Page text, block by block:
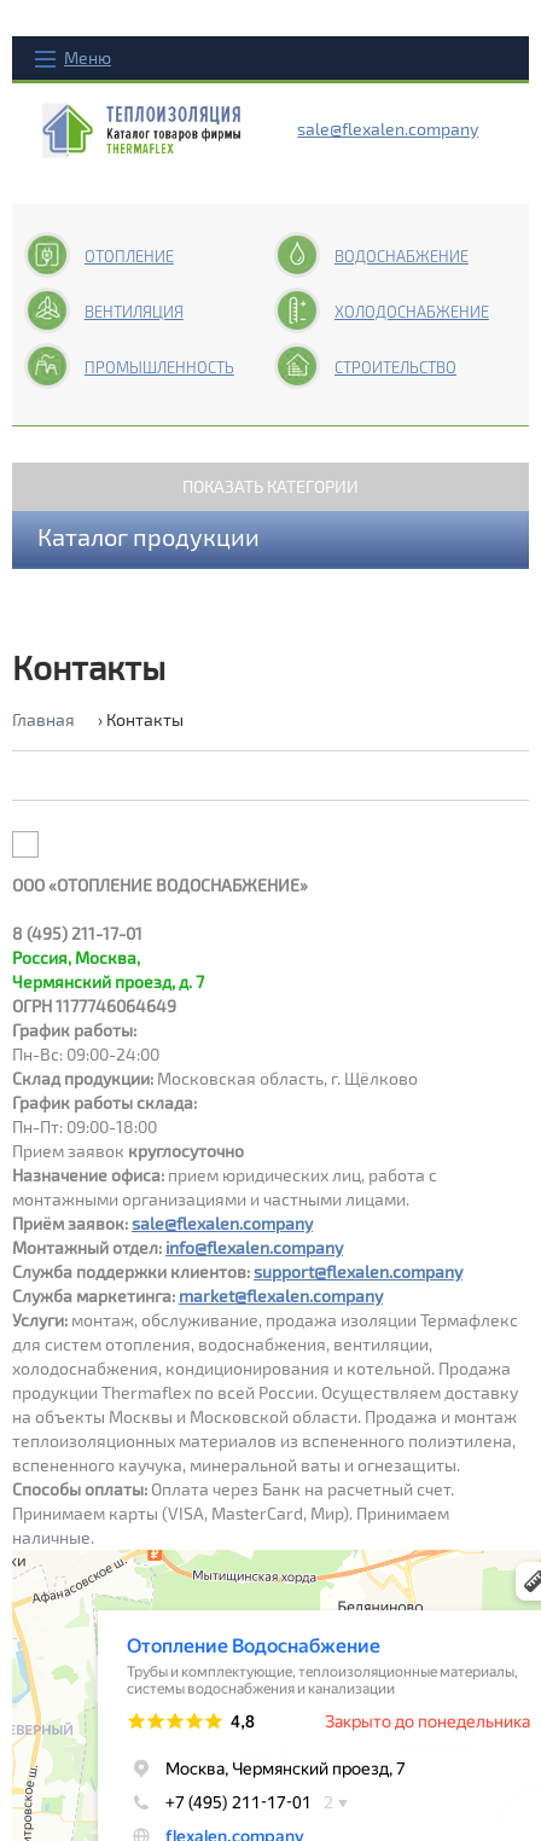
Меню
sale@flexalen.company
ОТОПЛЕНИЕ ВОДОСНАБЖЕНИЕ
ВЕНТИЛЯЦИЯ ХОЛОДОСНАБЖЕНИЕ
ПРОМЫШЛЕННОСТЬ СТРОИТЕЛЬСТВО
ПОКАЗАТЬ КАТЕГОРИИ
Каталог продукции
ThermaSmart Pro coil
Thermacompact IS (S)
Thermaflex Ultra M
Thermasheet А/С
Thermasheet Alu Stukko
Thermasheet ECO
Thermasheet ECO SA
Thermasheet ECO VSA
Кабель Thermalint
Монтажные аксессуары
Новости
Что такое Термафлекс? >>
Описание продукции Термакомпакт >>
Как выбрать теплоизоляцию Термакомпакт? >>
Описание Термафлекс Ультра М >>
Все новости
Контакты
Главная › Контакты
ООО «ОТОПЛЕНИЕ ВОДОСНАБЖЕНИЕ»
8 (495) 211-17-01
Россия, Москва,
Чермянский проезд, д. 7
ОГРН 1177746064649
График работы:
Пн-Вс: 09:00-24:00
Склад продукции: Московская область, г. Щёлково
График работы склада:
Пн-Пт: 09:00-18:00
Прием заявок круглосуточно
Назначение офиса: прием юридических лиц, работа с
монтажными организациями и частными лицами.
Приём заявок:sale@flexalen.company
Монтажный отдел: info@flexalen.company
Служба поддержки клиентов:support@flexalen.company
Служба маркетинга: market@flexalen.company
Услуги: монтаж, обслуживание, продажа изоляции Термафлекс
для систем отопления, водоснабжения, вентиляции,
холодоснабжения, кондиционирования и котельной. Продажа
продукции Thermaflex по всей России. Осуществляем доставку
на объекты Москвы и Московской области. Продажа и монтаж
теплоизоляционных материалов из вспененного полиэтилена,
вспененного каучука, минеральной ваты и огнезащиты.
Способы оплаты: Оплата через Банк на расчетный счет.
Принимаем карты (VISA, MasterCard, Мир). Принимаем
наличные.